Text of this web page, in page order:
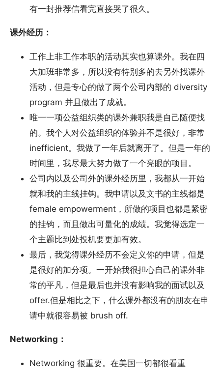
有一封推荐信看完直接哭了很久。
课外经历：
工作上非工作本职的活动其实也算课外。我在四
大加班非常多，所以没有特别多的去另外找课外
活动，但是专心的做了两个公司内部的 diversity
program 并且做出了成就。
唯一一项公益组织类的课外兼职我是自己随便找
的。我个人对公益组织的体验并不是很好，非常
inefficient。我做了一年后就离开了。但是一年的
时间里，我尽最大努力做了一个亮眼的项目。
公司内以及公司外的课外经历里，我都从一开始
就和我的主线挂钩。我申请以及文书的主线都是
female empowerment，所做的项目也都是紧密
的挂钩，而且做出可量化的成绩。我觉得选定一
个主题比到处投机要更加有效。
最后，我觉得课外经历不会定义你的申请，但是
是很好的加分项。一开始我很担心自己的课外非
常的平凡，但是最后也并没有影响我的面试以及
offer.但是相比之下，什么课外都没有的朋友在申
请中就很容易被 brush off.
Networking：
Networking 很重要。在美国一切都很看重